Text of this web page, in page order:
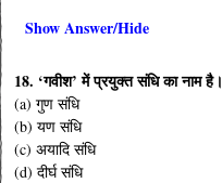
Show Answer/Hide
18. ‘गवीश’ में प्रयुक्त संधि का नाम है।
(a) गुण संधि
(b) यण संधि
(c) अयादि संधि
(d) दीर्घ संधि